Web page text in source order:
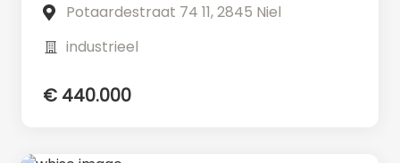
Potaardestraat 74 11, 2845 Niel
industrieel
€ 440.000